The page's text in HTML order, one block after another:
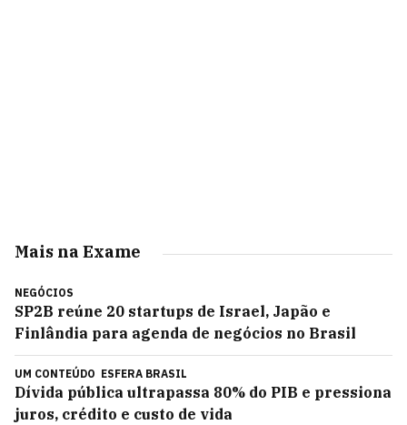
Mais na Exame
NEGÓCIOS
SP2B reúne 20 startups de Israel, Japão e
Finlândia para agenda de negócios no Brasil
UM CONTEÚDO ESFERA BRASIL
Dívida pública ultrapassa 80% do PIB e pressiona
juros, crédito e custo de vida